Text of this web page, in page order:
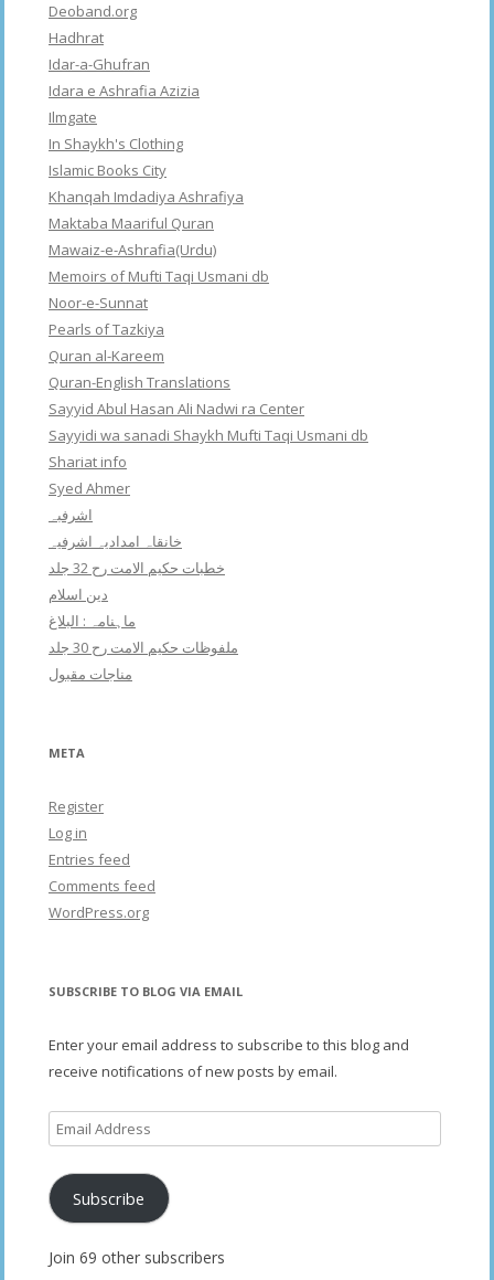
Deoband.org
Hadhrat
Idar-a-Ghufran
Idara e Ashrafia Azizia
Ilmgate
In Shaykh's Clothing
Islamic Books City
Khanqah Imdadiya Ashrafiya
Maktaba Maariful Quran
Mawaiz-e-Ashrafia(Urdu)
Memoirs of Mufti Taqi Usmani db
Noor-e-Sunnat
Pearls of Tazkiya
Quran al-Kareem
Quran-English Translations
Sayyid Abul Hasan Ali Nadwi ra Center
Sayyidi wa sanadi Shaykh Mufti Taqi Usmani db
Shariat info
Syed Ahmer
اشرفبہ
خانقاہ امدادیہ اشرفیہ
خطبات حکیم الامت رح 32 جلد
دین اسلام
ماہنامہ : البلاغ
ملفوظات حکیم الامت رح 30 جلد
مناجات مقبول
META
Register
Log in
Entries feed
Comments feed
WordPress.org
SUBSCRIBE TO BLOG VIA EMAIL
Enter your email address to subscribe to this blog and
receive notifications of new posts by email.
Email
Address
Subscribe
Join 69 other subscribers